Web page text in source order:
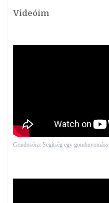
Videóim
Gondosóra: Segítség egy